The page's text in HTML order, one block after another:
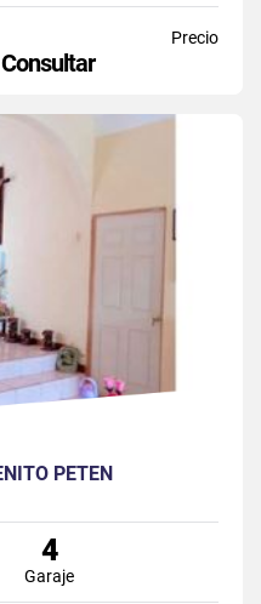
Precio
Consultar
PETÉN
4
Garaje